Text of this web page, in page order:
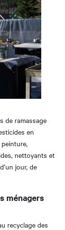
de ramassage
en
nettoyants et
jour, de
ménagers
recyclage des